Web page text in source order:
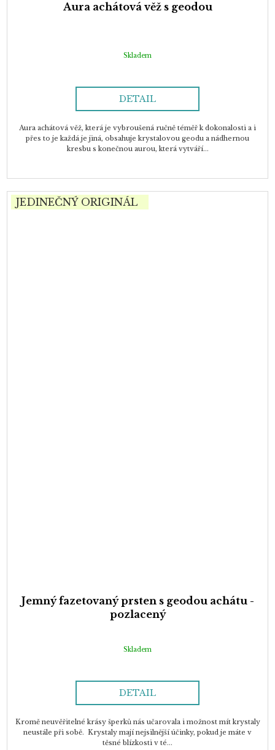
Aura achátová věž s geodou
Skladem
DETAIL
Aura achátová věž, která je vybroušená ručně téměř k dokonalosti a i
přes to je každá je jiná, obsahuje krystalovou geodu a nádhernou
kresbu s konečnou aurou, která vytváří...
JEDINEČNÝ ORIGINÁL
Jemný fazetovaný prsten s geodou achátu -
pozlacený
Skladem
DETAIL
Kromě neuvěřitelné krásy šperků nás učarovala i možnost mít krystaly
neustále při sobě. Krystaly mají nejsilnější účinky, pokud je máte v
těsné blízkosti v té...